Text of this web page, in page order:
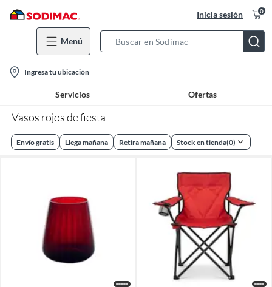
Inicia sesión 0
Menú
Bar
location-
icon
Ingresa tu ubicación
Servicios Ofertas
Vasos rojos de fiesta
Envío gratis Llega mañana Retira mañana Stock en tienda(0)